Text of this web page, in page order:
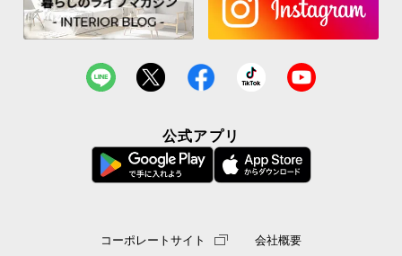
公式アプリ
コーポレートサイト 会社概要